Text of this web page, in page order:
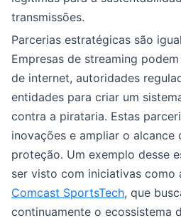
transmissões.
Parcerias estratégicas são
Empresas de streaming
de internet, autoridades
entidades para criar um
contra a pirataria. Estas
inovações e ampliar o alcance
proteção. Um exemplo desse
ser visto com iniciativas como
Comcast SportsTech, que
continuamente o ecossistema